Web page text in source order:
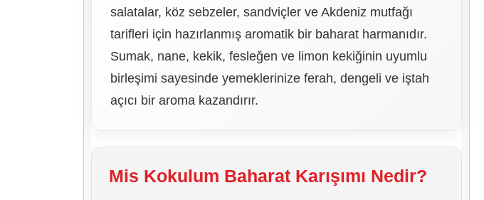
salatalar, köz sebzeler, sandviçler ve Akdeniz mutfağı
tarifleri için hazırlanmış aromatik bir baharat harmanıdır.
Sumak, nane, kekik, fesleğen ve limon kekiğinin uyumlu
birleşimi sayesinde yemeklerinize ferah, dengeli ve iştah
açıcı bir aroma kazandırır.
Mis Kokulum Baharat Karışımı Nedir?